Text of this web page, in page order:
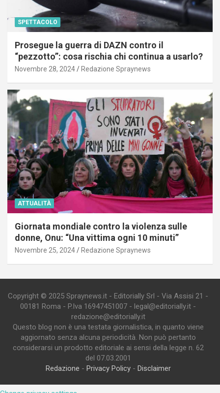
SPETTACOLO
Prosegue la guerra di DAZN contro il
“pezzotto”: cosa rischia chi continua a usarlo?
Novembre 28, 2024 Redazione Spraynews
ATTUALITÀ
Giornata mondiale contro la violenza sulle
donne, Onu: “Una vittima ogni 10 minuti”
Novembre 25, 2024 Redazione Spraynews
Copyright © 2025 Spraynews.it - Editorially Srl - Via Assisi 21 -
00181 Roma - P.Iva 16947451007 - legal@editorially.it -
redazione@editorially.it
Questo blog non è una testata giornalistica, in quanto viene
aggiornato senza alcuna periodicità. Non può pertanto
considerarsi un prodotto editoriale ai sensi della legge n. 62
del 07.03.2001
Redazione - Privacy Policy- Disclaimer